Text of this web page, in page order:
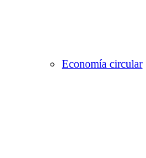
Economía circular